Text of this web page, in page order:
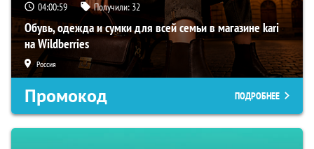
04:00:58 Получили: 32
Обувь, одежда и сумки для всей семьи в магазине kari
на Wildberries
Россия
Промокод ПОДРОБНЕЕ